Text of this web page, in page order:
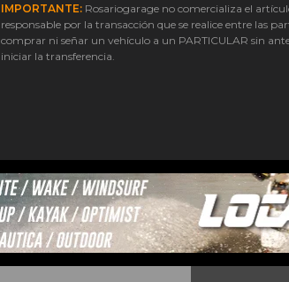
IMPORTANTE:Rosariogarage no comercializa el
responsable por la transacción que se realice entre las
comprar ni señar un vehículo a un PARTICULAR sin
iniciar la transferencia.